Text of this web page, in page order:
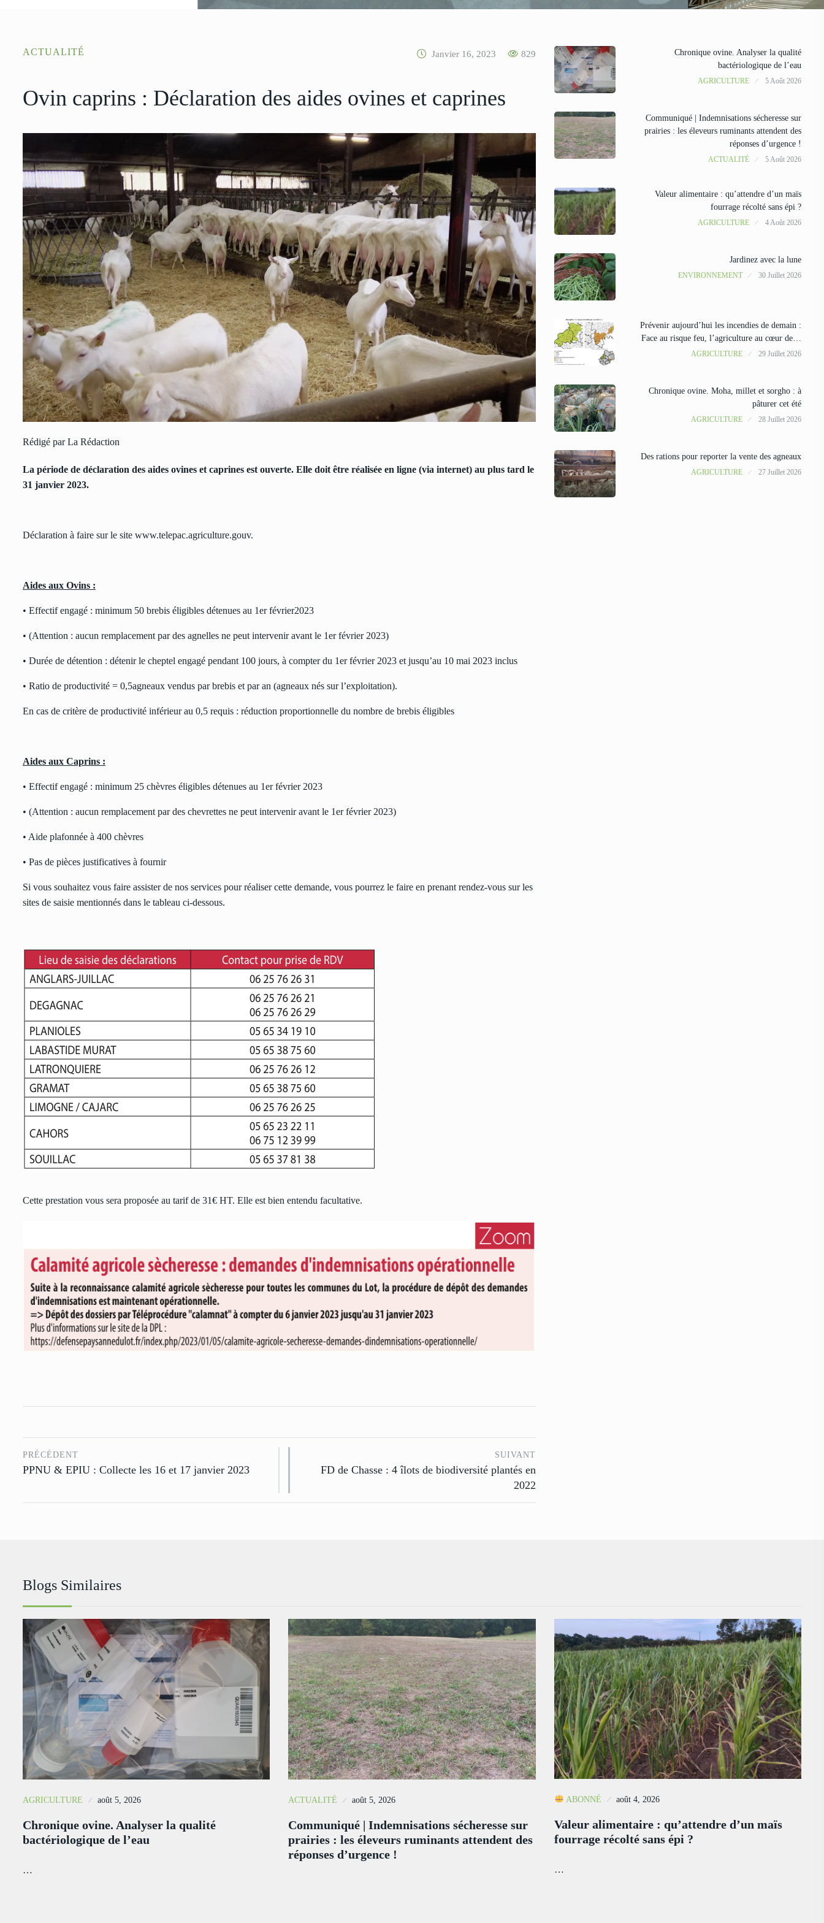
ACTUALITÉ Janvier 16, 2023 829
Ovin caprins : Déclaration des aides ovines et caprines
Rédigé par La Rédaction
La période de déclaration des aides ovines et caprines est ouverte. Elle doit être réalisée en ligne (via internet) au plus tard le
31 janvier 2023.
Déclaration à faire sur le site www.telepac.agriculture.gouv.
Aides aux Ovins :
• Effectif engagé : minimum 50 brebis éligibles détenues au 1er février2023
• (Attention : aucun remplacement par des agnelles ne peut intervenir avant le 1er février 2023)
• Durée de détention : détenir le cheptel engagé pendant 100 jours, à compter du 1er février 2023 et jusqu’au 10 mai 2023 inclus
• Ratio de productivité = 0,5agneaux vendus par brebis et par an (agneaux nés sur l’exploitation).
En cas de critère de productivité inférieur au 0,5 requis : réduction proportionnelle du nombre de brebis éligibles
Aides aux Caprins :
• Effectif engagé : minimum 25 chèvres éligibles détenues au 1er février 2023
• (Attention : aucun remplacement par des chevrettes ne peut intervenir avant le 1er février 2023)
• Aide plafonnée à 400 chèvres
• Pas de pièces justificatives à fournir
Si vous souhaitez vous faire assister de nos services pour réaliser cette demande, vous pourrez le faire en prenant rendez-vous sur les
sites de saisie mentionnés dans le tableau ci-dessous.
Cette prestation vous sera proposée au tarif de 31€ HT. Elle est bien entendu facultative.
PRÉCÉDENT
PPNU & EPIU : Collecte les 16 et 17 janvier 2023
SUIVANT
FD de Chasse : 4 îlots de biodiversité plantés en
2022
Chronique ovine. Analyser la qualité
bactériologique de l’eau
AGRICULTURE 5 Août 2026
Communiqué | Indemnisations sécheresse sur
prairies : les éleveurs ruminants attendent des
réponses d’urgence !
ACTUALITÉ 5 Août 2026
Valeur alimentaire : qu’attendre d’un maïs
fourrage récolté sans épi ?
AGRICULTURE 4 Août 2026
Jardinez avec la lune
ENVIRONNEMENT 30 Juillet 2026
Prévenir aujourd’hui les incendies de demain :
Face au risque feu, l’agriculture au cœur de…
AGRICULTURE 29 Juillet 2026
Chronique ovine. Moha, millet et sorgho : à
pâturer cet été
AGRICULTURE 28 Juillet 2026
Des rations pour reporter la vente des agneaux
AGRICULTURE 27 Juillet 2026
Blogs Similaires
AGRICULTURE août 5, 2026
Chronique ovine. Analyser la qualité
bactériologique de l’eau
…
ACTUALITÉ août 5, 2026
Communiqué | Indemnisations sécheresse sur
prairies : les éleveurs ruminants attendent des
réponses d’urgence !
ABONNÉ août 4, 2026
Valeur alimentaire : qu’attendre d’un maïs
fourrage récolté sans épi ?
…